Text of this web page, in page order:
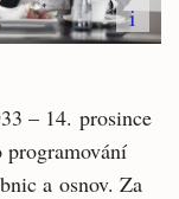
i
– 14. prosince
a osnov. Za